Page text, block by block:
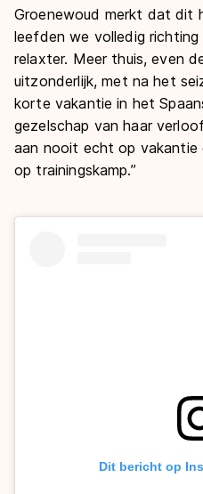
Groenewoud merkt dat dit
leefden we volledig richting
relaxter. Meer thuis, even
uitzonderlijk, met na het
korte vakantie in het
gezelschap van haar
aan nooit echt op vakantie
op trainingskamp.”
Dit bericht op